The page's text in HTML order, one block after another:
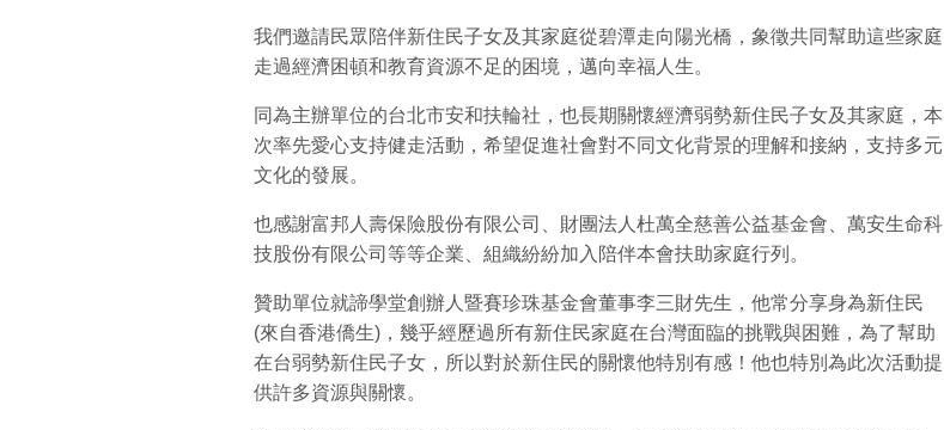
我們邀請民眾陪伴新住民子女及其家庭從碧潭走向陽光橋，象徵共同幫助這些家庭
走過經濟困頓和教育資源不足的困境，邁向幸福人生。
同為主辦單位的台北市安和扶輪社，也長期關懷經濟弱勢新住民子女及其家庭，本
次率先愛心支持健走活動，希望促進社會對不同文化背景的理解和接納，支持多元
文化的發展。
也感謝富邦人壽保險股份有限公司、財團法人杜萬全慈善公益基金會、萬安生命科
技股份有限公司等等企業、組織紛紛加入陪伴本會扶助家庭行列。
贊助單位就諦學堂創辦人暨賽珍珠基金會董事李三財先生，他常分享身為新住民
(來自香港僑生)，幾乎經歷過所有新住民家庭在台灣面臨的挑戰與困難，為了幫助
在台弱勢新住民子女，所以對於新住民的關懷他特別有感！他也特別為此次活動提
供許多資源與關懷。